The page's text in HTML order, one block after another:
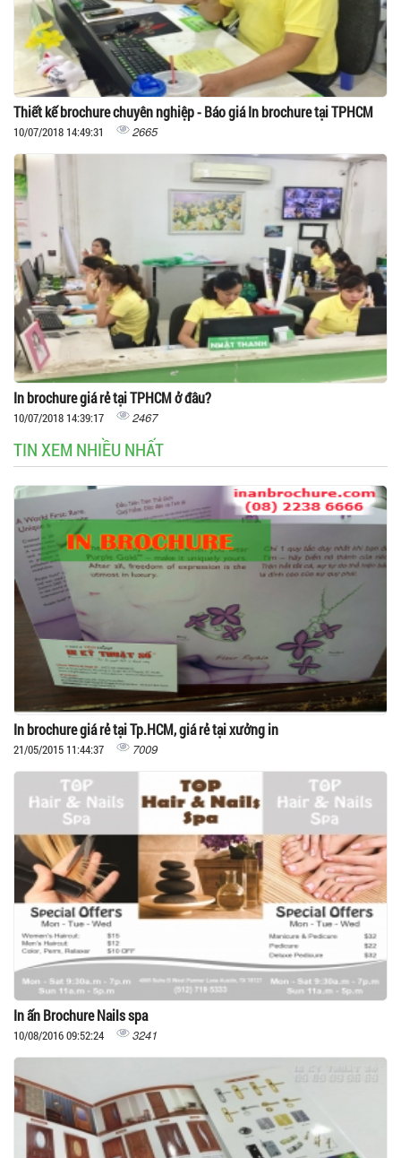
Thiết kế brochure chuyên nghiệp - Báo giá In brochure tại TPHCM
10/07/2018 14:49:31 2665
In brochure giá rẻ tại TPHCM ở đâu?
10/07/2018 14:39:17 2467
TIN XEM NHIỀU NHẤT
In brochure giá rẻ tại Tp.HCM, giá rẻ tại xưởng in
21/05/2015 11:44:37 7009
In ấn Brochure Nails spa
10/08/2016 09:52:24 3241